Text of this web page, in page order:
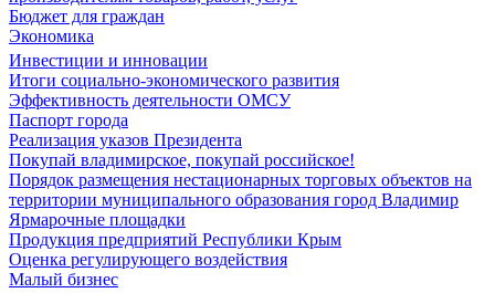
Бюджет для граждан
Экономика
Инвестиции и инновации
Итоги социально-экономического развития
Эффективность деятельности ОМСУ
Паспорт города
Реализация указов Президента
Покупай владимирское, покупай российское!
Порядок размещения нестационарных торговых объектов на
территории муниципального образования город Владимир
Ярмарочные площадки
Продукция предприятий Республики Крым
Оценка регулирующего воздействия
Малый бизнес